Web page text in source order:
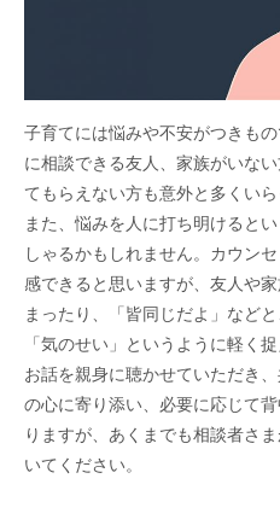
子育てには悩みや不安がつきも
に相談できる友人、家族がいな
てもらえない方も意外と多くいら
また、悩みを人に打ち明けると
しゃるかもしれません。カウン
感できると思いますが、友人や
まったり、「皆同じだよ」など
「気のせい」というように軽く
お話を親身に聴かせていただき
の心に寄り添い、必要に応じて
りますが、あくまでも相談者さ
いてください。